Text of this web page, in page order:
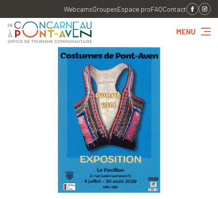
WebcamsGroupesEspace proFAQContact
MENU